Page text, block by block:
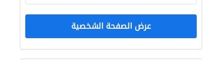
عرض الصفحة الشخصية